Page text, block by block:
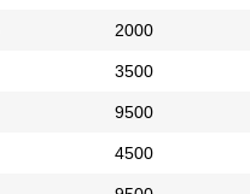
2000
3500
9500
4500